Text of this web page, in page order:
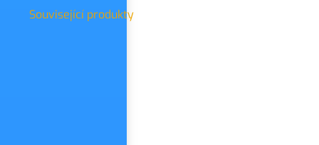
Související produkty